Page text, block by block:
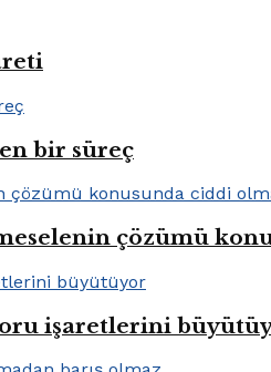
bir süreç
çözümü
işaretlerini